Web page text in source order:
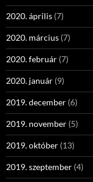
2020. április (7)
2020. március (7)
2020. február (7)
2020. január (9)
2019. december (6)
2019. november (5)
2019. október (13)
2019. szeptember (4)